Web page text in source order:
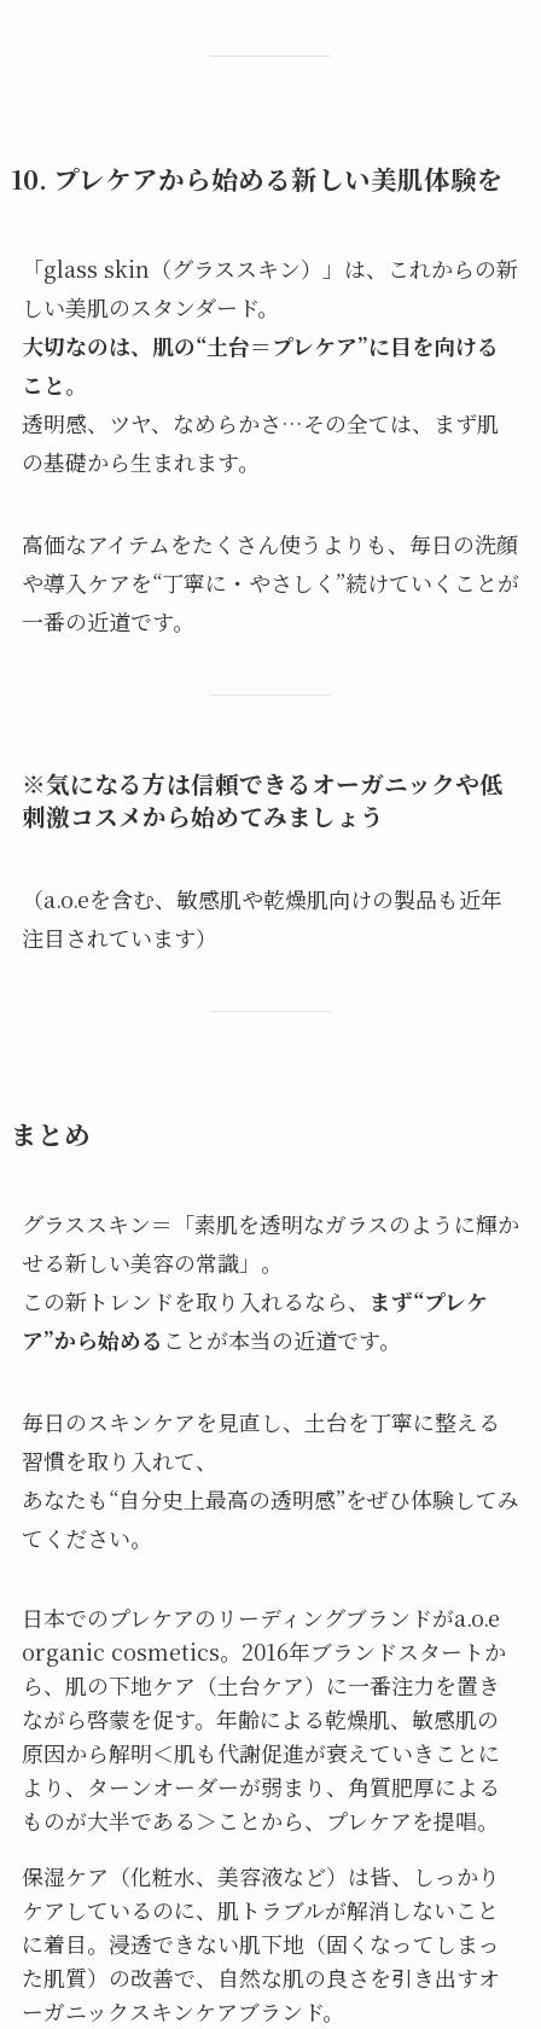
10. プレケアから始める新しい美肌体験を
「glass skin（グラススキン）」は、これからの新
しい美肌のスタンダード。
大切なのは、肌の“土台＝プレケア”に目を向ける
こと。
透明感、ツヤ、なめらかさ…その全ては、まず肌
の基礎から生まれます。
高価なアイテムをたくさん使うよりも、毎日の洗顔
や導入ケアを“丁寧に・やさしく”続けていくことが
一番の近道です。
※気になる方は信頼できるオーガニックや低
刺激コスメから始めてみましょう
（a.o.eを含む、敏感肌や乾燥肌向けの製品も近年
注目されています）
まとめ
グラススキン＝「素肌を透明なガラスのように輝か
せる新しい美容の常識」。
この新トレンドを取り入れるなら、 まず“プレケ
ア”から始める ことが本当の近道です。
毎日のスキンケアを見直し、土台を丁寧に整える
習慣を取り入れて、
あなたも“自分史上最高の透明感”をぜひ体験してみ
てください。
日本でのプレケアのリーディングブランドがa.o.e
organic cosmetics。2016年ブランドスタートか
ら、肌の下地ケア（土台ケア）に一番注力を置き
ながら啓蒙を促す。年齢による乾燥肌、敏感肌の
原因から解明＜肌も代謝促進が衰えていきことに
より、ターンオーダーが弱まり、角質肥厚による
ものが大半である＞ことから、プレケアを提唱。
保湿ケア（化粧水、美容液など）は皆、しっかり
ケアしているのに、肌トラブルが解消しないこと
に着目。浸透できない肌下地（固くなってしまっ
た肌質）の改善で、自然な肌の良さを引き出すオ
ーガニックスキンケアブランド。